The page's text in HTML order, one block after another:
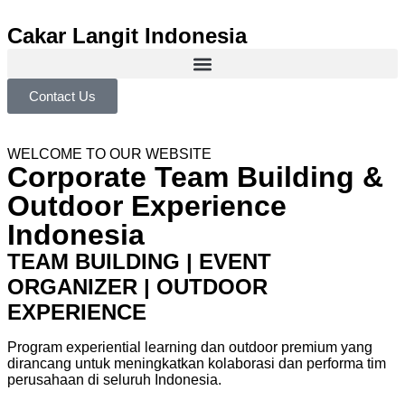
Cakar Langit Indonesia
Contact Us
WELCOME TO OUR WEBSITE
Corporate Team Building &
Outdoor Experience
Indonesia
TEAM BUILDING | EVENT
ORGANIZER | OUTDOOR
EXPERIENCE
Program experiential learning dan outdoor premium yang
dirancang untuk meningkatkan kolaborasi dan performa tim
perusahaan di seluruh Indonesia.